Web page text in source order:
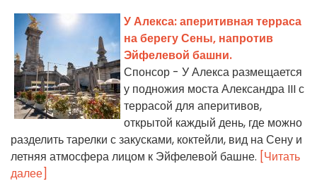
У Алекса: аперитивная терраса
на берегу Сены, напротив
Эйфелевой башни.
Спонсор - У Алекса размещается
у подножия моста Александра III с
террасой для аперитивов,
открытой каждый день, где можно
разделить тарелки с закусками, коктейли, вид на Сену и
летняя атмосфера лицом к Эйфелевой башне. [Читать
далее]